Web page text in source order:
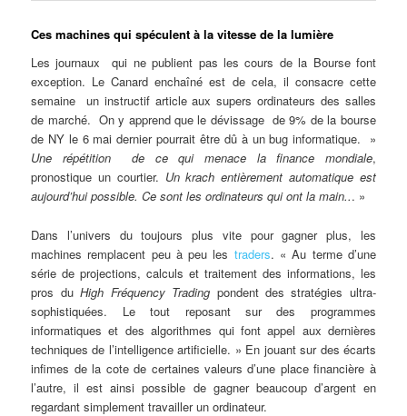
Ces machines qui spéculent à la vitesse de la lumière
Les journaux qui ne publient pas les cours de la Bourse font
exception. Le Canard enchaîné est de cela, il consacre cette
semaine un instructif article aux supers ordinateurs des salles
de marché. On y apprend que le dévissage de 9% de la bourse
de NY le 6 mai dernier pourrait être dû à un bug informatique. »
Une répétition de ce qui menace la finance mondiale,
pronostique un courtier. Un krach entièrement automatique est
aujourd’hui possible. Ce sont les ordinateurs qui ont la main... »
Dans l’univers du toujours plus vite pour gagner plus, les
machines remplacent peu à peu les traders. « Au terme d’une
série de projections, calculs et traitement des informations, les
pros duHigh Fréquency Trading pondent des stratégies ultra-
sophistiquées. Le tout reposant sur des programmes
informatiques et des algorithmes qui font appel aux dernières
techniques de l’intelligence artificielle. » En jouant sur des écarts
infimes de la cote de certaines valeurs d’une place financière à
l’autre, il est ainsi possible de gagner beaucoup d’argent en
regardant simplement travailler un ordinateur.